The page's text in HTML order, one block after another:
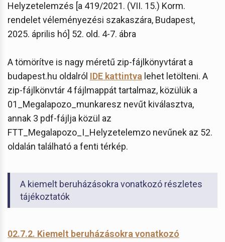
Helyzetelemzés [a 419/2021. (VII. 15.) Korm.
rendelet véleményezési szakaszára, Budapest,
2025. április hó] 52. old. 4-7. ábra
A tömörítve is nagy méretű zip-fájlkönyvtárat a
budapest.hu oldalról IDE kattintva lehet letölteni. A
zip-fájlkönvtár 4 fájlmappát tartalmaz, közülük a
01_Megalapozo_munkaresz nevűt kiválasztva,
annak 3 pdf-fájlja közül az
FTT_Megalapozo_I_Helyzetelemzo nevűnek az 52.
oldalán található a fenti térkép.
A kiemelt beruházásokra vonatkozó részletes
tájékoztatók
02.7.2. Kiemelt beruházásokra vonatkozó